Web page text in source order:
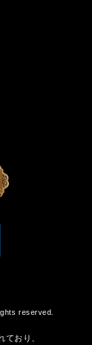
reserved.
ており、